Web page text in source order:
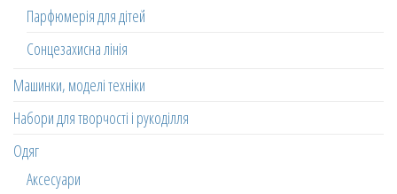
Парфюмерія для дітей
Сонцезахисна лінія
Машинки, моделі техніки
Набори для творчості і рукоділля
Одяг
Аксесуари